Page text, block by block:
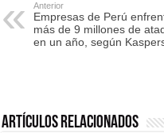
Anterior
Empresas de Perú
más de 9 millones de
en un año, según
Artículos relacionados